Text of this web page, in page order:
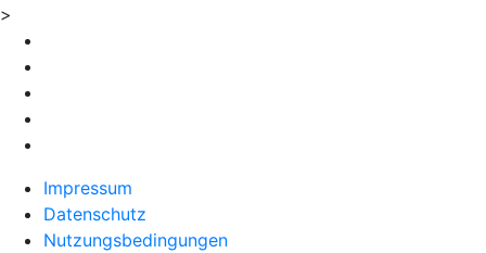
>
Impressum
Datenschutz
Nutzungsbedingungen